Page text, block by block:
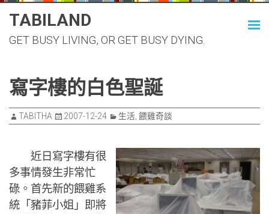
content
TABILAND
GET BUSY LIVING, OR GET BUSY DYING.
寫字樓的白色聖誕
TABITHA 2007-12-24 生活 餵雞奇談
近日寫字樓有很
多事情發生非常忙
碌。首先新的餵雞系
統「豬菲小姐」即將